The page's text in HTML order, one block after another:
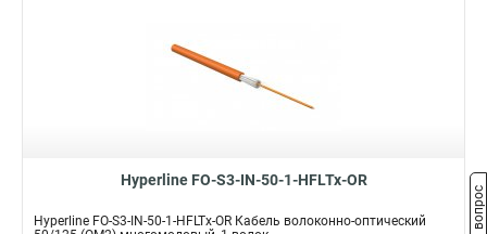
Hyperline FO-S3-IN-50-1-HFLTx-OR
Hyperline FO-S3-IN-50-1-HFLTx-OR Кабель волоконно-оптический